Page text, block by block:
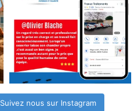
Suivez nous sur Instagram